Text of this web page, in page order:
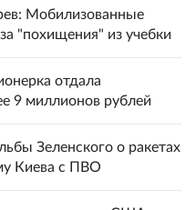
Мобилизованные
"похищения" из учебки
отдала
9 миллионов рублей
Зеленского о ракетах
Киева с ПВО